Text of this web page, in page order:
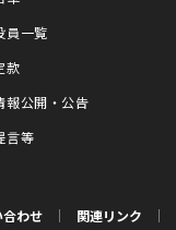
員一覧
款
報公開・公告
言等
合わせ 関連リンク